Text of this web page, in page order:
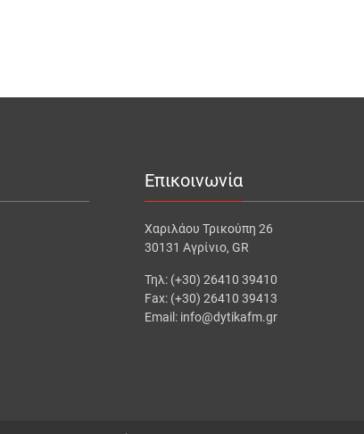
Επικοινωνία
Χαριλάου Τρικούπη 26
30131 Αγρίνιο, GR
Τηλ: (+30) 26410 39410
Fax: (+30) 26410 39413
Email: info@dytikafm.gr